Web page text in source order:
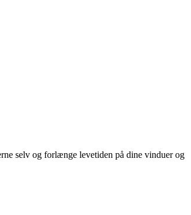
selv og forlænge levetiden på dine vinduer og